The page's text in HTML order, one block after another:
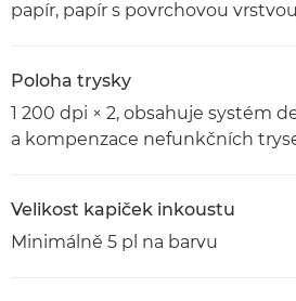
papír, papír s povrchovou
Poloha trysky
1 200 dpi × 2, obsahuje systém
a kompenzace nefunkčních
Velikost kapiček inkoustu
Minimálně 5 pl na barvu